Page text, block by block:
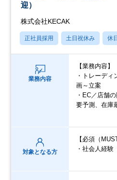
迎）
株式会社KECAK
正社員採用 土日祝休み 休
業務内容
【業務内容】
・トレーデ
画～立案
・EC／店舗
要予測、在庫
対象となる方
【必須（
・社会人経験